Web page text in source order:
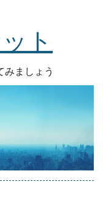
ト
みましょう